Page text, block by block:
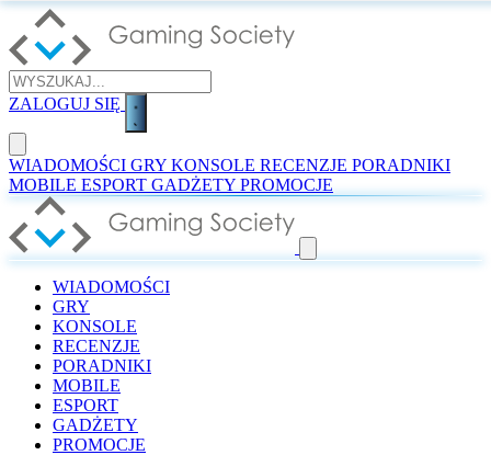
ZALOGUJ SIĘ
WIADOMOŚCI GRY KONSOLE RECENZJE PORADNIKI
MOBILE ESPORT GADŻETY PROMOCJE
WIADOMOŚCI
GRY
KONSOLE
RECENZJE
PORADNIKI
MOBILE
ESPORT
GADŻETY
PROMOCJE